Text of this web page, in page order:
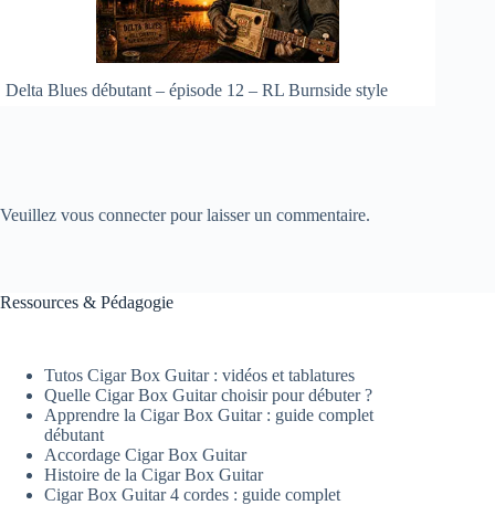
Delta Blues débutant – épisode 12 – RL Burnside style
Veuillez vous connecter pour laisser un commentaire.
Ressources & Pédagogie
Tutos Cigar Box Guitar : vidéos et tablatures
Quelle Cigar Box Guitar choisir pour débuter ?
Apprendre la Cigar Box Guitar : guide complet
débutant
Accordage Cigar Box Guitar
Histoire de la Cigar Box Guitar
Cigar Box Guitar 4 cordes : guide complet